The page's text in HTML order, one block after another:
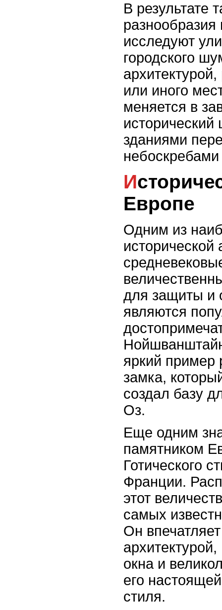
В результате
разнообразия
исследуют
городского
или иного
меняется в
исторический
зданиями
Историческая архитектура в
Европе
Одним из
для защиты и
являются
яркий пример
замка,
создал базу
Оз.
Еще одним
памятником
Готического
Франции.
этот
самых
Он
окна и
его
стиля.